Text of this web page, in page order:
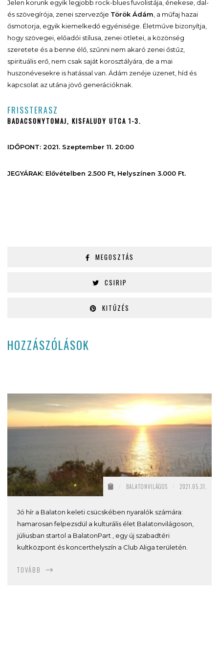
Jelen korunk egyik legjobb rock-blues fuvolistája, énekese, dal-
és szövegírója, zenei szervezője Török Ádám, a műfaj hazai
ősmotorja, egyik kiemelkedő egyénisége. Életműve bizonyítja,
hogy szövegei, előadói stílusa, zenei ötletei, a közönség
szeretete és a benne élő, szűnni nem akaró zenei őstűz,
spirituális erő, nem csak saját korosztályára, de a mai
huszonévesekre is hatással van. Ádám zenéje üzenet, híd és
kapcsolat az utána jövő generációknak.
FRISSTERASZ
BADACSONYTOMAJ, KISFALUDY UTCA 1-3.
IDŐPONT: 2021. Szeptember 11. 20:00
JEGYÁRAK: Elővételben 2.500 Ft, Helyszínen 3.000 Ft.
MEGOSZTÁS
CSIRIP
KITŰZÉS
HOZZÁSZÓLÁSOK
BALATONVILÁGOS 2021.05.31.
Jó hír a Balaton keleti csücskében nyaralók számára:
hamarosan felpezsdül a kulturális élet Balatonvilágoson,
júliusban startol a BalatonPart , egy új szabadtéri
kultközpont és koncerthelyszín a Club Aliga területén.
TOVÁBB